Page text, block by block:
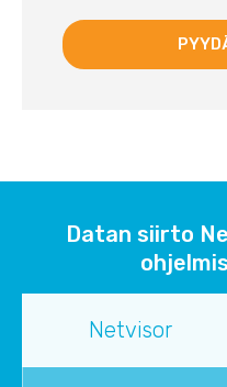
Datan siirto
Netvisor